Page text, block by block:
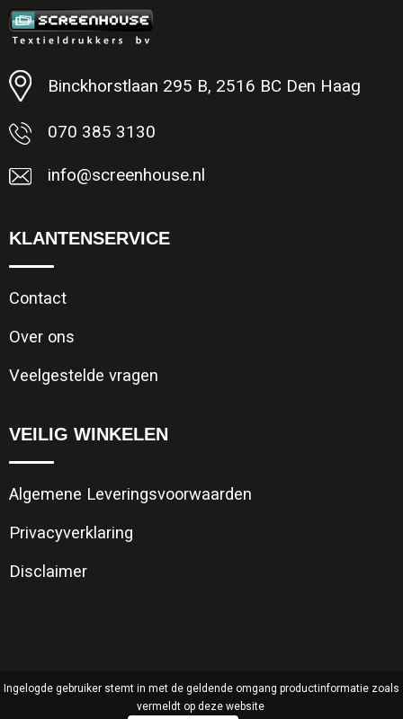
Minimale afname: 1
Binckhorstlaan 295 B, 2516 BC Den Haag
070 385 3130
info@screenhouse.nl
KLANTENSERVICE
Contact
Over ons
Veelgestelde vragen
VEILIG WINKELEN
Algemene Leveringsvoorwaarden
Privacyverklaring
Disclaimer
Ingelogde gebruiker stemt in met de geldende omgang productinformatie zoals
vermeldt op deze website